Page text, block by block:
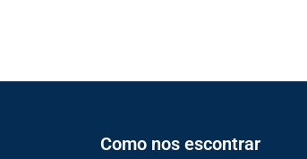
Como nos escontrar